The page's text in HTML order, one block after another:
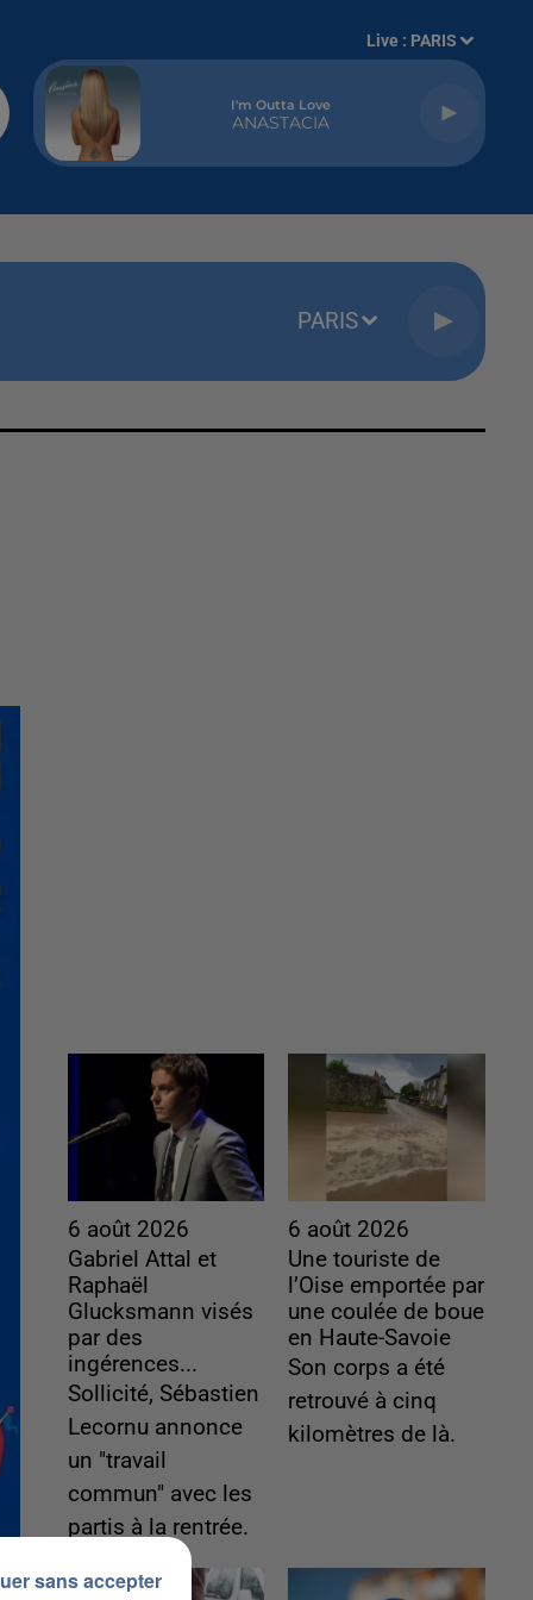
Live : PARIS
I'm Outta Love
ANASTACIA
PARIS
6 août 2026
Gabriel Attal et
Raphaël
Glucksmann visés
par des
ingérences...
Sollicité, Sébastien
Lecornu annonce
un "travail
commun" avec les
partis à la rentrée.
6 août 2026
Une touriste de
l’Oise emportée par
une coulée de boue
en Haute-Savoie
Son corps a été
retrouvé à cinq
kilomètres de là.
sans accepter